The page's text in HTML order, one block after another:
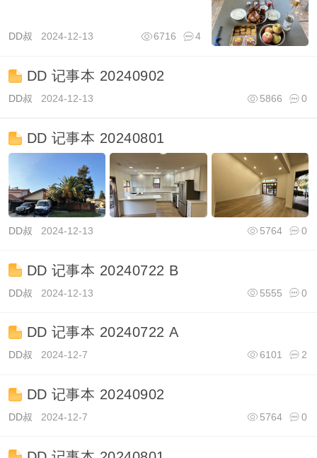
DD叔 2024-12-13 4
6716
DD 记事本 20240902
DD叔 2024-12-13 0
5866
DD 记事本 20240801
DD叔 2024-12-13 0
5764
DD 记事本 20240722 B
DD叔 2024-12-13 0
5555
DD 记事本 20240722 A
DD叔 2024-12-7 2
6101
DD 记事本 20240902
DD叔 2024-12-7 0
5764